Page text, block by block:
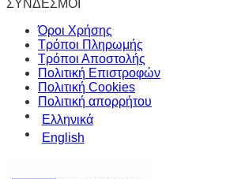
ΣΥΝΔΕΣΜΟΙ
Όροι Χρήσης
Τρόποι Πληρωμής
Τρόποι Αποστολής
Πολιτική Επιστροφών
Πολιτική Cookies
Πολιτική απορρήτου
Ελληνικά
English